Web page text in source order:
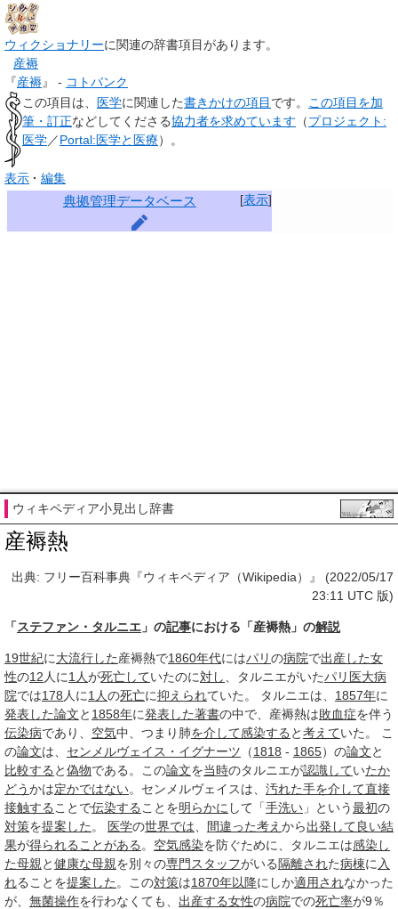
ウィクショナリーに関連の辞書項目があります。
産褥
『産褥』 - コトバンク
この項目は、
医学に関連した書きかけの項目 です。
この項目を加
筆・訂正などしてくださる協力者を求めています （プロジェクト:
医学／Portal:医学と医療）。
表示
編集
[表示]
典拠管理データベース
ウィキペディア小見出し辞書
産褥熱
出典: フリー百科事典『ウィキペディア（Wikipedia）』 (2022/05/17
23:11 UTC 版)
「ステファン・タルニエ 」の記事における「産褥熱」の解説
19世紀に大流行した産褥熱で1860年代にはパリの病院で出産した女
性の12 人に1人が死亡していたのに対し 、タルニエがいたパリ 医大病
院では178 人に1人の死亡に抑えられていた。 タルニエは、 1857年に
発表した論文と 1858年に発表した著書の中で、産褥熱は敗血症を伴う
伝染病であり、 空気中、つまり肺を介して感染する と考えていた。 こ
の論文は、 センメルヴェイス・イグナーツ （1818 - 1865）の論文と
比較する と偽物である。この論文を当時のタルニエが認識していたか
どうかは定かではない。センメルヴェイスは、 汚れた手を介して直接
接触する ことで伝染する ことを明らかに して「手洗い 」という最初の
対策を提案した 。 医学の世界では 間違った考え から出発して良い結
果が得られる ことがある 。 空気感染を防ぐために、タルニエは感染し
た母親と健康な母親を別々の専門 スタッフがいる 隔離された病棟に 入
れることを提案した 。この対策は1870年以降にしか適用されなかった
が、 無菌操作を行わなくても、 出産する女性の病院での死亡率が9％